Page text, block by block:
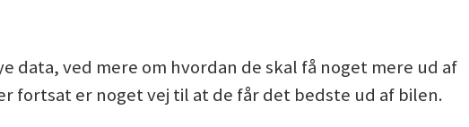
data, ved mere om hvordan de skal få noget mere ud af
fortsat er noget vej til at de får det bedste ud af bilen.